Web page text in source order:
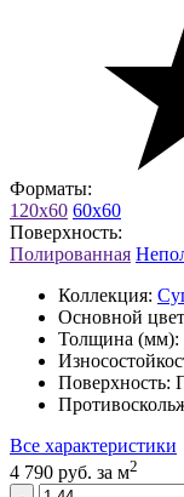
Форматы:
120x60 60x60
Поверхность:
Полированная
Коллекция:
Основной
Толщина (мм):
Поверхность:
Все характеристики
4 790 руб. за м2